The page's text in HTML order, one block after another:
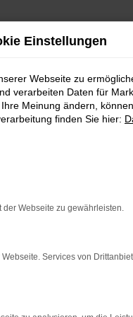
verhindern.
Stand sind.
Einstellungen
Webseite zu
verarbeiten Daten für
Meinung ändern,
finden Sie hier:
Webseite zu gewährleisten.
Services von